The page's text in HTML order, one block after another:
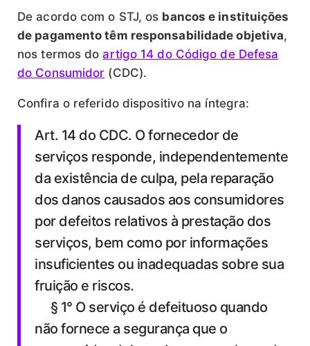
De acordo com o STJ, os bancos e instituições
de pagamento têm responsabilidade objetiva,
nos termos doartigo 14 do Código de Defesa
do Consumidor (CDC).
Confira o referido dispositivo na íntegra:
Art. 14 do CDC. O fornecedor de
serviços responde, independentemente
da existência de culpa, pela reparação
dos danos causados aos consumidores
por defeitos relativos à prestação dos
serviços, bem como por informações
insuficientes ou inadequadas sobre sua
fruição e riscos.
§ 1° O serviço é defeituoso quando
não fornece a segurança que o